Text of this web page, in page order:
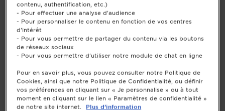
contenu, authentification, etc.)
- Pour effectuer une analyse d'audience
- Pour personnaliser le contenu en fonction de vos centres
d'intérêt
- Pour vous permettre de partager du contenu via les boutons
de réseaux sociaux
- Pour vous permettre d'utiliser notre module de chat en ligne
Pour en savoir plus, vous pouvez consulter notre Politique de
Cookies, ainsi que notre Politique de Confidentialité, ou définir
vos préférences en cliquant sur « Je personnalise » ou à tout
moment en cliquant sur le lien « Paramètres de confidentialité »
de notre site internet.
Plus d'information